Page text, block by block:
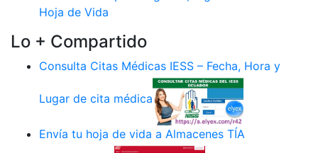
Hoja de Vida
Lo + Compartido
Consulta Citas Médicas IESS – Fecha, Hora y
Lugar de cita médica
Envía tu hoja de vida a Almacenes TÍA